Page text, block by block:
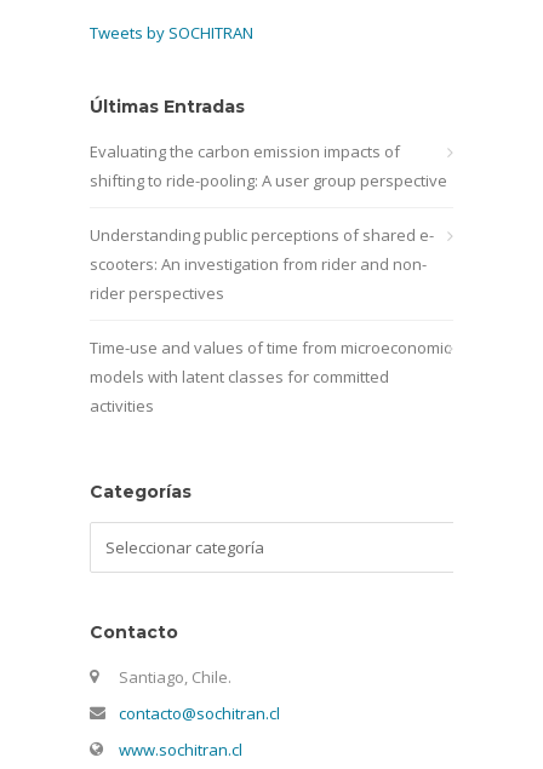
Tweets by SOCHITRAN
Últimas Entradas
Evaluating the carbon emission impacts of
shifting to ride-pooling: A user group perspective
Understanding public perceptions of shared e-
scooters: An investigation from rider and non-
rider perspectives
Time-use and values of time from microeconomic
models with latent classes for committed
activities
Categorías
Contacto
Santiago, Chile.
contacto@sochitran.cl
www.sochitran.cl